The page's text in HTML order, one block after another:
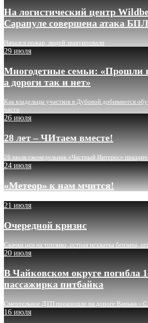
На логистический центр
Сарапуле совершена атака
Начался пожар, людей эвакуировали
29 июля
Многодетные семьи: «Прошли
а дороги так и нет»
Как владельцы участков в Дубовой добиваются
части
26 июля
28 лет – ЧИтаем вместе!
26 июля еженедельник «Частный Интерес»
24 июля
«Метеор» к нам мчится!
21 июля
Очередной кризис
Скачки цен на топливо, острая нехватка бензина,
20 июля
В Чайковском округе погибла
пассажирка питбайка
Смертельное ДТП произошло на дороге Ваньки –
16 июля